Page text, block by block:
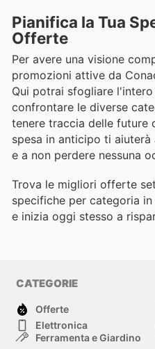
Pianifica la Tua
Offerte
Per avere una visione
promozioni attive da
Qui potrai sfogliare
confrontare le diverse
tenere traccia delle future
spesa in anticipo ti
e a non perdere nessuna
Trova le migliori offerte
specifiche per categoria
e inizia oggi stesso a
CATEGORIE
Offerte
Elettronica
Ferramenta e Giardino